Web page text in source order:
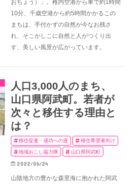
おちょう）」。稚内空港から車で約1時間
10分、千歳空港から約5時間かかるこの
まちは、手付かずの自然が今なお残さ
れ、そこかしこに自然と人がつくり出
す、美しい風景が広がっています。
人口3,000人のまち、
山口県阿武町。若者が
次々と移住する理由と
は？
移住促進・成功への道 移住希望者向け
地域おこし協力隊 山口県阿武町
2022/06/24
山陰地方の豊かな森里海に抱かれた阿武